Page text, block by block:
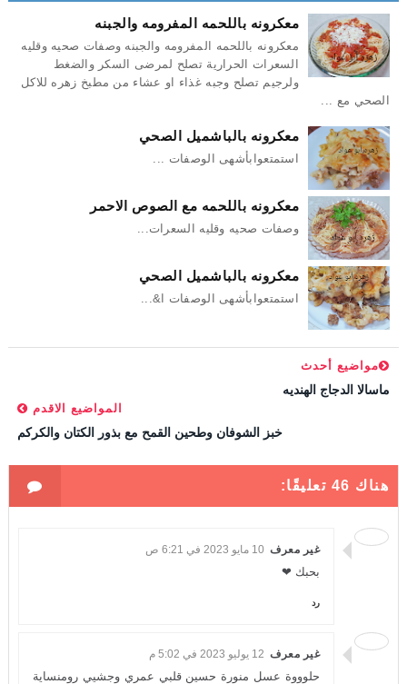
معكرونه باللحمه المفرومه والجبنه
معكرونه باللحمه المفرومه والجبنه وصفات صحيه وقليه
السعرات الحرارية تصلح لمرضى السكر والضغط
ولرجيم تصلح وجبه غذاء او عشاء من مطبخ زهره للاكل
الصحي مع ...
معكرونه بالباشميل الصحي
استمتعوابأشهى الوصفات ...
معكرونه باللحمه مع الصوص الاحمر
وصفات صحيه وقليه السعرات...
معكرونه بالباشميل الصحي
استمتعوابأشهى الوصفات ا&...
مواضيع أحدث
ماسالا الدجاج الهنديه
المواضيع الاقدم
خبز الشوفان وطحين القمح مع بذور الكتان والكركم
هناك 46 تعليقًا:
غير معرف 10 مايو 2023 في 6:21 ص
بحبك ❤
رد
غير معرف 12 يوليو 2023 في 5:02 م
حلوووة عسل منورة حسين قلبي عمري وجشيي رومنساية